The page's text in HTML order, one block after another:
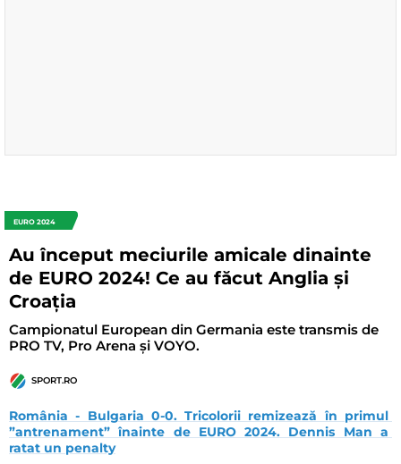
EURO 2024
Au început meciurile amicale dinainte
de EURO 2024! Ce au făcut Anglia și
Croația
Campionatul European din Germania este transmis de
PRO TV, Pro Arena și VOYO.
SPORT.RO
România - Bulgaria 0-0. Tricolorii remizează în primul
”antrenament” înainte de EURO 2024. Dennis Man a
ratat un penalty